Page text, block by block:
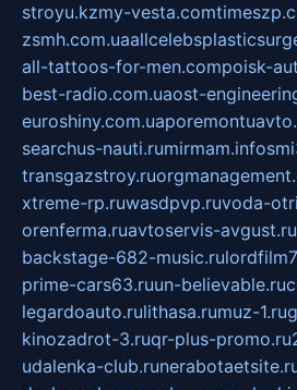
stroyu.kzmy-vesta.com
zsmh.com.ua
all-tattoos-for-men.compoisk-
best-radio.com.uaost-
euroshiny.com.ua
searchus-nauti.rumirmam.info
transgazstroy.ru
xtreme-rp.ruwasdpvp.ruvoda-
orenferma.ruavtoservis-avgust.ru
backstage-682-music.ru
prime-cars63.ruun-believable.ru
legardoauto.rulithasa.rumuz-1.ru
kinozadrot-3.ruqr-plus-promo.ru
udalenka-club.ru